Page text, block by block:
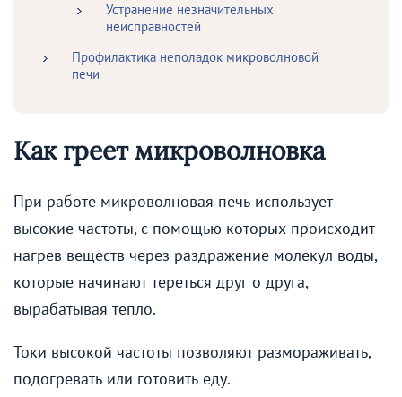
Устранение незначительных
неисправностей
Профилактика неполадок микроволновой
печи
Как греет микроволновка
При работе микроволновая печь использует
высокие частоты, с помощью которых происходит
нагрев веществ через раздражение молекул воды,
которые начинают тереться друг о друга,
вырабатывая тепло.
Токи высокой частоты позволяют размораживать,
подогревать или готовить еду.